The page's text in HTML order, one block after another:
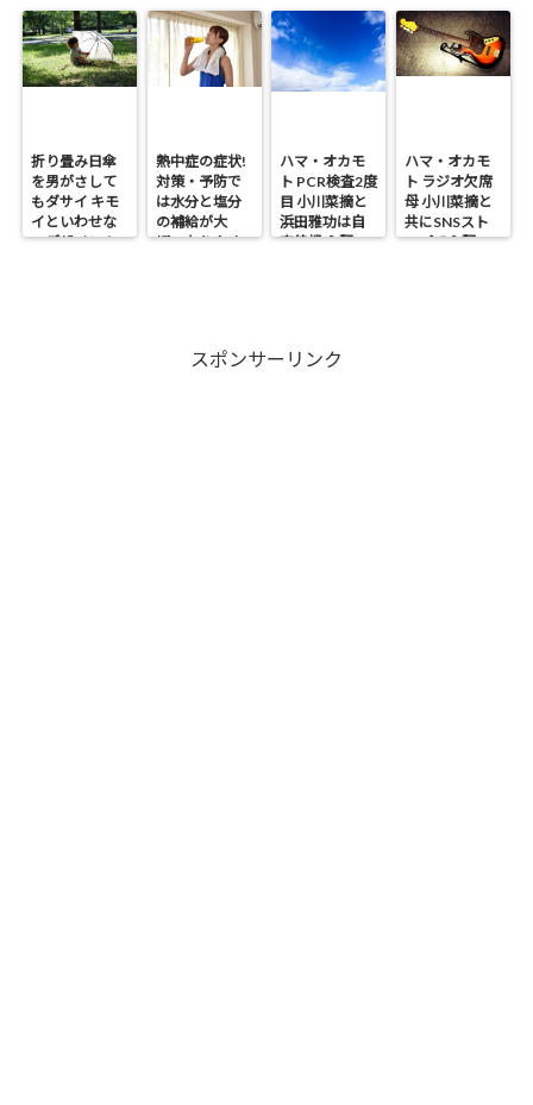
折り畳み日傘
を男がさして
もダサイ キモ
イといわせな
いデザイン！
熱中症の症状!
対策・予防で
は水分と塩分
の補給が大
切・なりやす
ハマ・オカモ
ト PCR検査2度
目 小川菜摘と
浜田雅功は自
宅待機 心配の
ハマ・オカモ
ト ラジオ欠席
母 小川菜摘と
共にSNSスト
ップで心配の
スポンサーリンク